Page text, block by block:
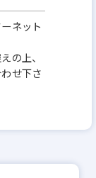
ネット
の上、
せ下さ